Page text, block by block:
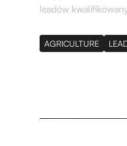
leadów
AGRICULTURE